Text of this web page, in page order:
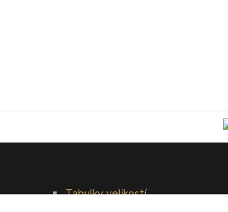
Tabulky velikostí